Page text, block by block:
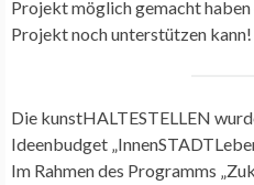
Projekt möglich gemacht
Projekt noch unterstützen kann!
Die kunstHALTESTELLEN
Ideenbudget
Im Rahmen des Programms